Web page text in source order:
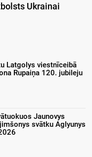
Ukrainai
Latgolys viestnīceibā
Rupaiņa 120. jubileju
Jaunovys
svātku Aglyunys